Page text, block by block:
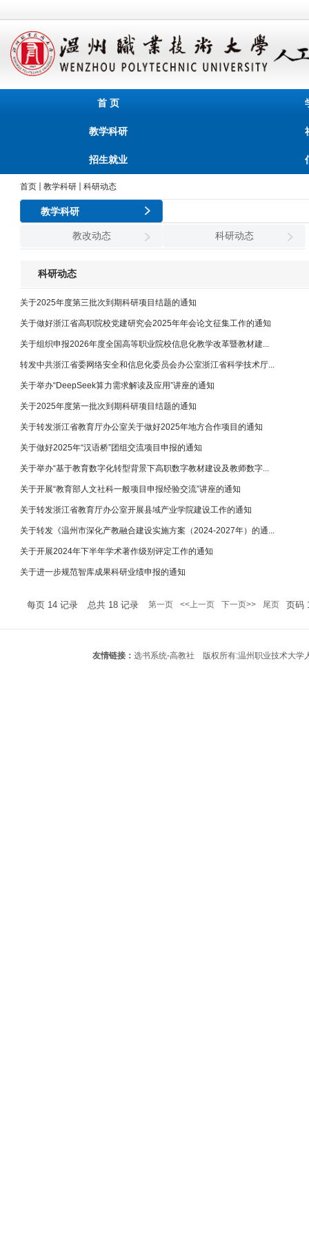
首 页
教学科研
招生就业
首页 教学科研 科研动态
教学科研
教改动态 科研动态
科研动态
关于2025年度第三批次到期科研项目结题的通知
关于做好浙江省高职院校党建研究会2025年年会论文征集工作的通知
关于组织申报2026年度全国高等职业院校信息化教学改革暨教材建...
转发中共浙江省委网络安全和信息化委员会办公室浙江省科学技术厅...
关于举办“DeepSeek算力需求解读及应用”讲座的通知
关于2025年度第一批次到期科研项目结题的通知
关于转发浙江省教育厅办公室关于做好2025年地方合作项目的通知
关于做好2025年“汉语桥”团组交流项目申报的通知
关于举办“基于教育数字化转型背景下高职数字教材建设及教师数字...
关于开展“教育部人文社科一般项目申报经验交流”讲座的通知
关于转发浙江省教育厅办公室开展县域产业学院建设工作的通知
关于转发《温州市深化产教融合建设实施方案（2024-2027年）的通...
关于开展2024年下半年学术著作级别评定工作的通知
关于进一步规范智库成果科研业绩申报的通知
每页 14 记录 总共 18 记录 第一页 <<上一页 下一页>> 尾页 页码
友情链接： 选书系统-高教社 版权所有:温州职业技术大学